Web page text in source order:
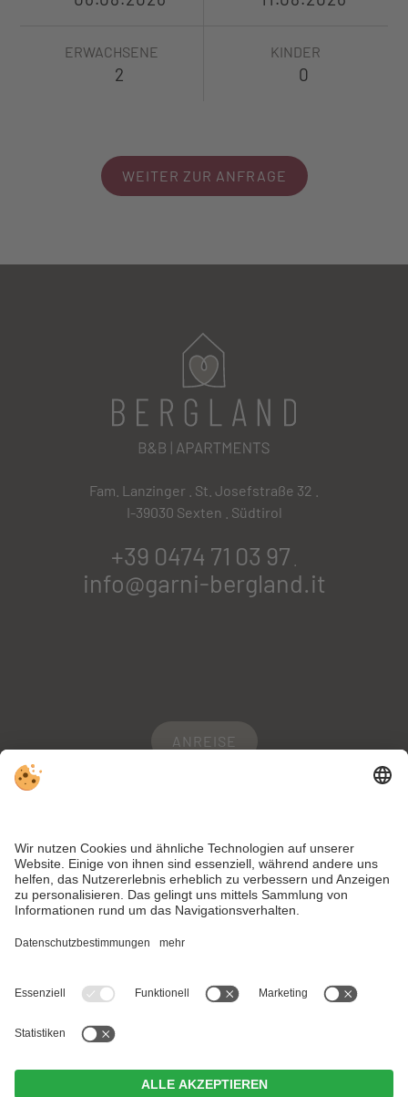
ERWACHSENE KINDER
WEITER ZUR ANFRAGE
Fam. Lanzinger . St. Josefstraße 32 .
I-39030 Sexten . Südtirol
+39 0474 71 03 97
info@garni-bergland.it
ANREISE
WEBCAM
WETTER